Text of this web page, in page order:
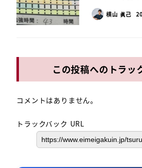
横山 眞己
この投稿へのトラッ
コメントはありません。
トラックバック URL